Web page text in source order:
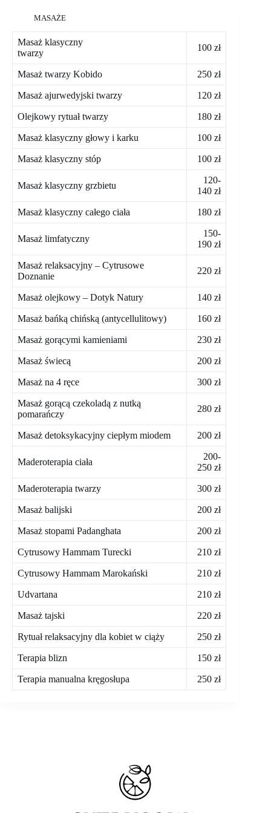
MASAŻE
Masaż klasyczny
twarzy
100 zł
Masaż twarzy Kobido 250 zł
Masaż ajurwedyjski twarzy 120 zł
Olejkowy rytuał twarzy 180 zł
Masaż klasyczny głowy i karku 100 zł
Masaż klasyczny stóp 100 zł
Masaż klasyczny grzbietu
120-
140 zł
Masaż klasyczny całego ciała 180 zł
Masaż limfatyczny
150-
190 zł
Masaż relaksacyjny – Cytrusowe
Doznanie
220 zł
Masaż olejkowy – Dotyk Natury 140 zł
Masaż bańką chińską (antycellulitowy) 160 zł
Masaż gorącymi kamieniami 230 zł
Masaż świecą 200 zł
Masaż na 4 ręce 300 zł
Masaż gorącą czekoladą z nutką
pomarańczy
280 zł
Masaż detoksykacyjny ciepłym miodem 200 zł
Maderoterapia ciała
200-
250 zł
Maderoterapia twarzy 300 zł
Masaż balijski 200 zł
Masaż stopami Padanghata 200 zł
Cytrusowy Hammam Turecki 210 zł
Cytrusowy Hammam Marokański 210 zł
Udvartana 210 zł
Masaż tajski 220 zł
Rytuał relaksacyjny dla kobiet w ciąży 250 zł
Terapia blizn 150 zł
Terapia manualna kręgosłupa 250 zł